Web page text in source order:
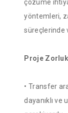
çözüme
yöntemleri,
süreçlerinde
Proje
• Transfer
dayanıklı ve